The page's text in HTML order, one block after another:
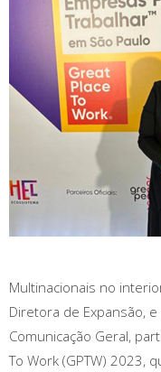
Multinacionais no
Diretora de Expansão,
Comunicação Geral,
To Work (GPTW) 2023,